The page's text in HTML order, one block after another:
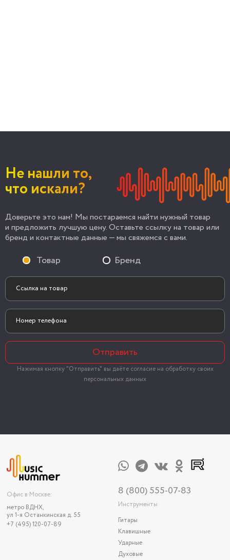
Не нашли то,
что искали?
Доверьте это нам! Мы постараемся найти нужный товар
и предложить лучшую цену. Оставьте ссылку на товар или
бренд и контактные данные — мы свяжемся с вами.
Товар Бренд
Отправить
Нажимая кнопку "Отправить" вы даёте согласие на обработку своих
персональных данных
Офис в Москве:
метро ВДНХ,
ул 1-я Останкинская д. 55
+7 (495) 120-07-89
8 (800) 555-07-83
Инструменты
Гитары
Клавишные
Ударные
Духовые